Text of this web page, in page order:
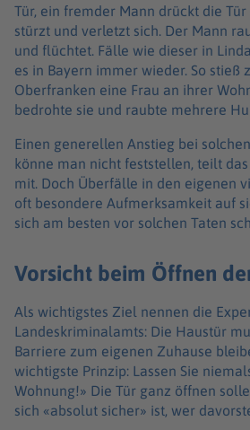
Tür, ein fremder Mann drückt die Tür
stürzt und verletzt sich. Der Mann
und flüchtet. Fälle wie dieser in
es in Bayern immer wieder. So stieß
Oberfranken eine Frau an ihrer
bedrohte sie und raubte mehrere
Einen generellen Anstieg bei
könne man nicht feststellen, teilt
mit. Doch Überfälle in den eigenen
oft besondere Aufmerksamkeit auf
sich am besten vor solchen Taten
Vorsicht beim Öffnen
Als wichtigstes Ziel nennen die
Landeskriminalamts: Die Haustür
Barriere zum eigenen Zuhause
wichtigste Prinzip: Lassen Sie
Wohnung!» Die Tür ganz öffnen
sich «absolut sicher» ist, wer